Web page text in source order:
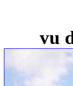
vu